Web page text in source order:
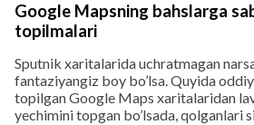
Google Mapsning bahslarga
topilmalari
Sputnik xaritalarida uchratmagan
fantaziyangiz boy bo’lsa. Quyida
topilgan Google Maps xaritalaridan
yechimini topgan bo’lsada, qolganlari